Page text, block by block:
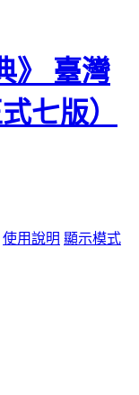
使用說明 顯示模式